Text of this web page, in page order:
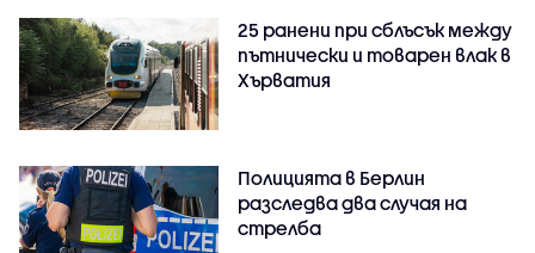
25 ранени при сблъсък между
пътнически и товарен влак в
Хърватия
Полицията в Берлин
разследва два случая на
стрелба